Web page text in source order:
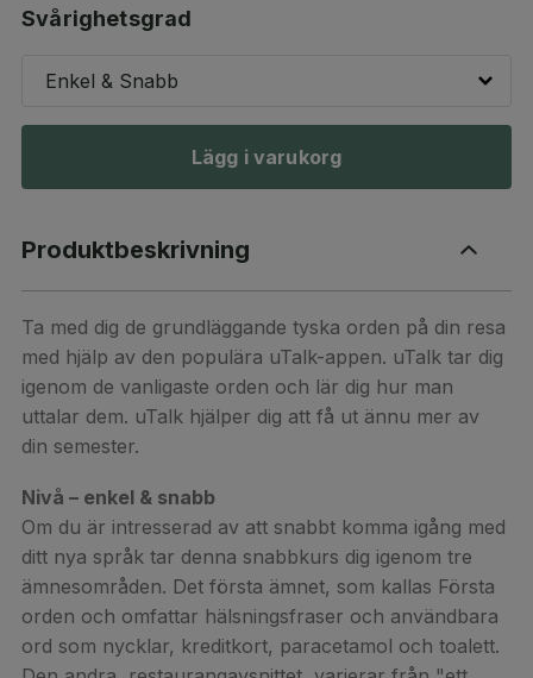
Svårighetsgrad
Enkel & Snabb
Lägg i varukorg
Produktbeskrivning
Ta med dig de grundläggande tyska orden på din resa
med hjälp av den populära uTalk-appen. uTalk tar dig
igenom de vanligaste orden och lär dig hur man
uttalar dem. uTalk hjälper dig att få ut ännu mer av
din semester.
Nivå – enkel & snabb
Om du är intresserad av att snabbt komma igång med
ditt nya språk tar denna snabbkurs dig igenom tre
ämnesområden. Det första ämnet, som kallas Första
orden och omfattar hälsningsfraser och användbara
ord som nycklar, kreditkort, paracetamol och toalett.